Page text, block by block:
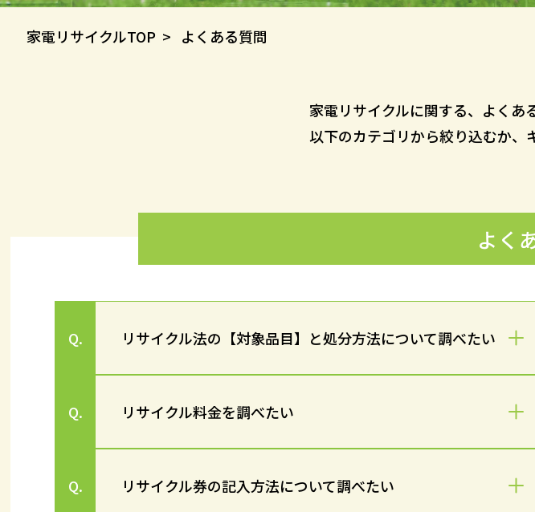
家電リサイクルTOP > よくある質問
家電リサイクルに関する、よくあ
以下のカテゴリから絞り込むか、
よく
Q. リサイクル法の【対象品目】と処分方法について調べたい
Q. リサイクル料金を調べたい
Q. リサイクル券の記入方法について調べたい